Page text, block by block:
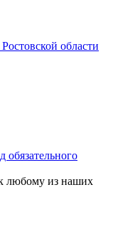
области
обязательного
любому из наших